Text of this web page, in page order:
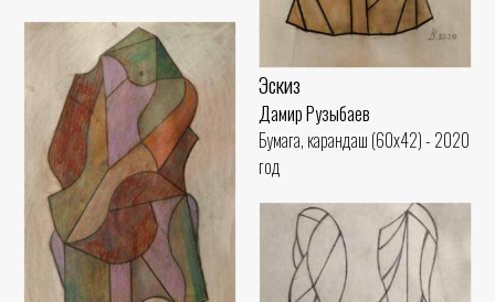
Эскиз
Дамир Рузыбаев
Бумага, карандаш (60x42) - 2020
год